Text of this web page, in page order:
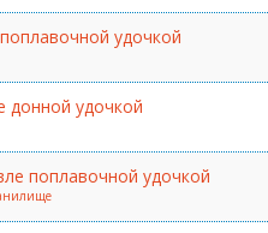
удочкой
донной удочкой
поплавочной удочкой